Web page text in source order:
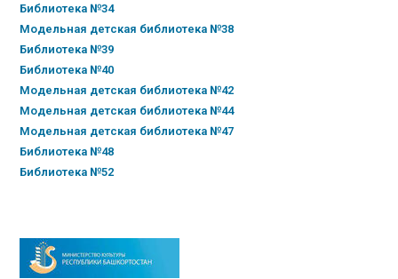
Библиотека №34
Модельная детская библиотека №38
Библиотека №39
Библиотека №40
Модельная детская библиотека №42
Модельная детская библиотека №44
Модельная детская библиотека №47
Библиотека №48
Библиотека №52